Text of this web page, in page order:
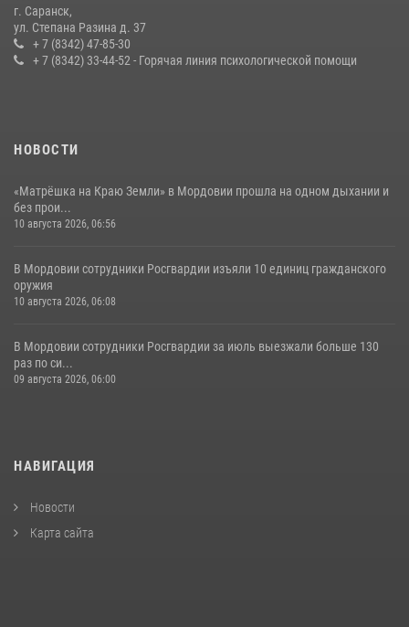
Сотрудники Росгвардии обеспечили безопасность Всероссийского
конкурса профмастерства в Саранске
23 июля 2026, 11:54 4
г. Саранск,
ул. Степана Разина д. 37
+ 7 (8342) 47-85-30
+ 7 (8342) 33-44-52 - Горячая линия психологической помощи
НОВОСТИ
«Матрёшка на Краю Земли» в Мордовии прошла на одном дыхании и
без прои...
10 августа 2026, 06:56
В Мордовии сотрудники Росгвардии изъяли 10 единиц гражданского
оружия
10 августа 2026, 06:08
В Мордовии сотрудники Росгвардии за июль выезжали больше 130
раз по си...
09 августа 2026, 06:00
НАВИГАЦИЯ
Новости
Карта сайта